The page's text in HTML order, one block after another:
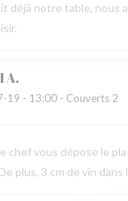
déjà notre table, nous
A
19 - 13:00 - Couverts 2
chef vous dépose le
plus, 3 cm de vin